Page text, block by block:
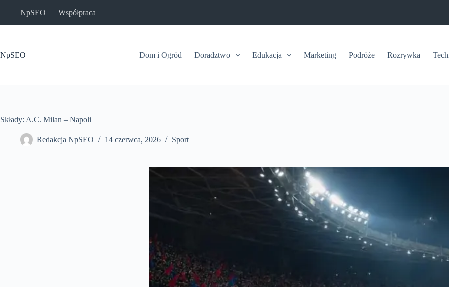
NpSEO Współpraca
NpSEO Dom i Ogród Doradztwo Edukacja Marketing Podróże Rozrywka
Składy: A.C. Milan – Napoli
Redakcja NpSEO 14 czerwca, 2026 Sport